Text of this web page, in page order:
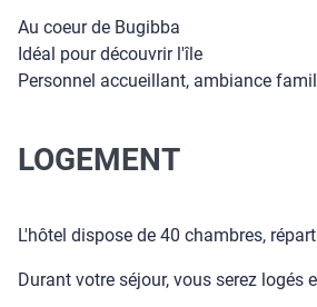
Au coeur de Bugibba
Idéal pour découvrir l'île
Personnel accueillant, ambiance
LOGEMENT
L'hôtel dispose de 40 chambres,
Durant votre séjour, vous serez logés